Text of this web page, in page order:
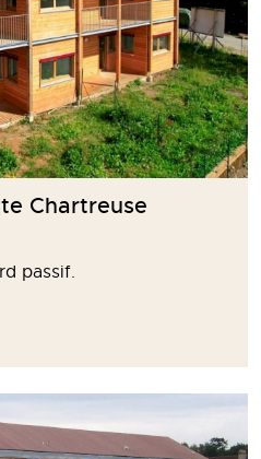
Chartreuse
passif.